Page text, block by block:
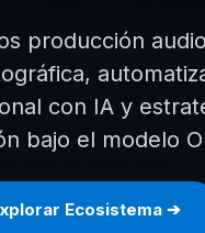
producción
con IA y
bajo el modelo
Ecosistema ➔